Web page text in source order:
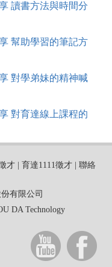
讀書方法與時間分
幫助學習的筆記方
對學弟妹的精神喊
對育達線上課程的
才 育達1111徵才
聯絡
有限公司
DA Technology